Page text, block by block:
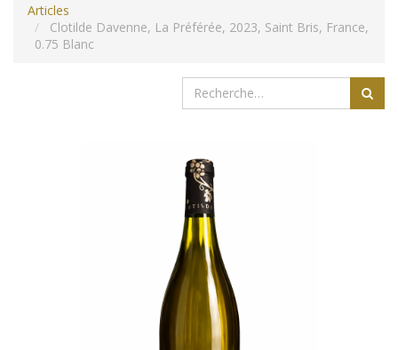
Articles
Clotilde Davenne, La Préférée, 2023, Saint Bris, France,
0.75 Blanc